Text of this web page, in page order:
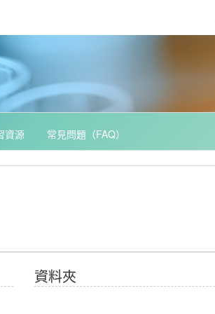
資源 常見問題（FAQ）
資料夾